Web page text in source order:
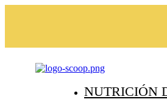
NUTRICIÓN